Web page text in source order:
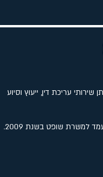
עריכת דין, ייעוץ וסיוע